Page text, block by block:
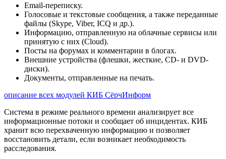
Email-переписку.
Голосовые и текстовые сообщения, а также переданные
файлы (Skype, Viber, ICQ и др.).
Информацию, отправленную на облачные сервисы или
принятую с них (Cloud).
Посты на форумах и комментарии в блогах.
Внешние устройства (флешки, жесткие, CD- и DVD-
диски).
Документы, отправленные на печать.
описание всех модулей КИБ СёрчИнформ
Система в режиме реального времени анализирует все
информационные потоки и сообщает об инцидентах. КИБ
хранит всю перехваченную информацию и позволяет
восстановить детали, если возникает необходимость
расследования.